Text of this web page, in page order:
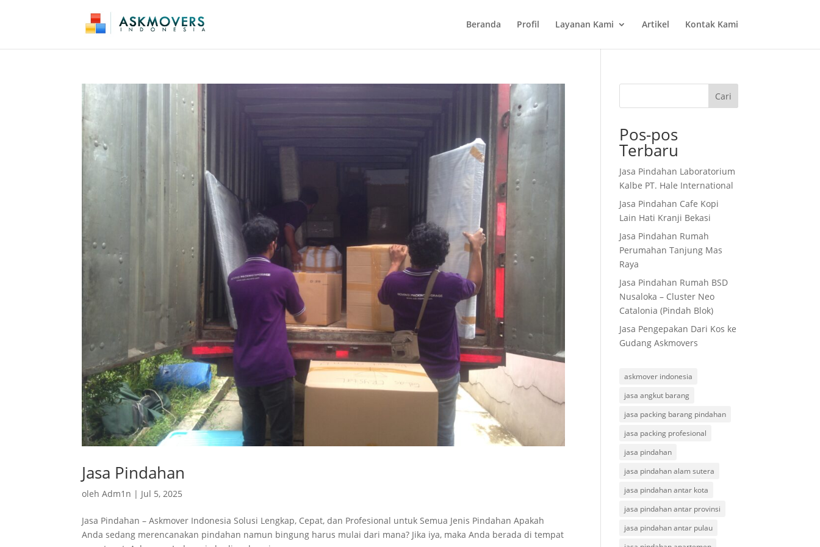
Beranda Profil Layanan Kami Artikel Kontak Kami
Jasa Pindahan
olehAdm1n | Jul 5, 2025
Jasa Pindahan – Askmover Indonesia Solusi Lengkap, Cepat, dan Profesional untuk Semua Jenis Pindahan Apakah
Anda sedang merencanakan pindahan namun bingung harus mulai dari mana? Jika iya, maka Anda berada di tempat
Cari
Pos-pos
Terbaru
Jasa Pindahan Laboratorium
Kalbe PT. Hale International
Jasa Pindahan Cafe Kopi
Lain Hati Kranji Bekasi
Jasa Pindahan Rumah
Perumahan Tanjung Mas
Raya
Jasa Pindahan Rumah BSD
Nusaloka – Cluster Neo
Catalonia (Pindah Blok)
Jasa Pengepakan Dari Kos ke
Gudang Askmovers
askmover indonesia
jasa angkut barang
jasa packing barang pindahan
jasa packing profesional
jasa pindahan
jasa pindahan alam sutera
jasa pindahan antar kota
jasa pindahan antar provinsi
jasa pindahan antar pulau